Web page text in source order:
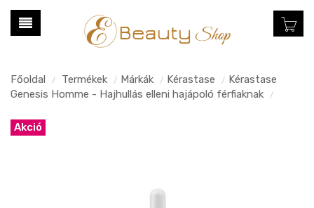
Főoldal / Termékek / Márkák / Kérastase / Kérastase
Genesis Homme - Hajhullás elleni hajápoló férfiaknak
/
Akció